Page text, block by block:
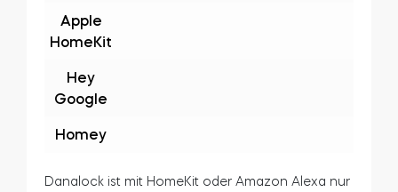
Abgesehen von Danalock sind drei von ihnen mit
Homey